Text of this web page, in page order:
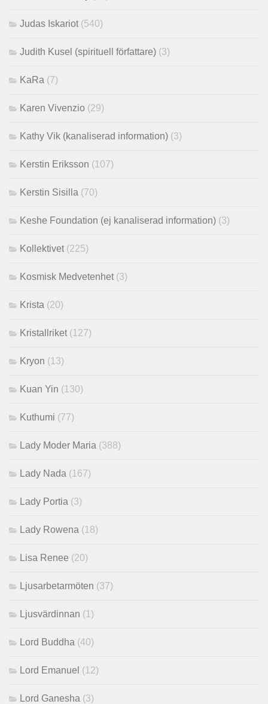
Judas Iskariot (540)
Judith Kusel (spirituell författare) (3)
KaRa (7)
Karen Vivenzio (29)
Kathy Vik (kanaliserad information) (3)
Kerstin Eriksson (107)
Kerstin Sisilla (70)
Keshe Foundation (ej kanaliserad information) (3)
Kollektivet (225)
Kosmisk Medvetenhet (3)
Krista (20)
Kristallriket (127)
Kryon (13)
Kuan Yin (130)
Kuthumi (77)
Lady Moder Maria (388)
Lady Nada (167)
Lady Portia (3)
Lady Rowena (18)
Lisa Renee (20)
Ljusarbetarmöten (37)
Ljusvärdinnan (1)
Lord Buddha (40)
Lord Emanuel (12)
Lord Ganesha (3)